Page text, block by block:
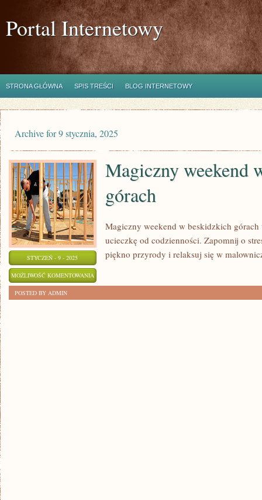
Portal Internetowy
STRONA GŁÓWNA SPIS TREŚCI BLOG INTERNETOWY
Archive for 9 stycznia, 2025
STYCZEŃ - 9 - 2025
MOŻLIWOŚĆ KOMENTOWANIA
ZOSTAŁA WYŁĄCZONA
Magiczny weekend
górach
Magiczny weekend w beskidzkich górach
ucieczkę od codzienności. Zapomnij o
piękno przyrody i relaksuj się w
POSTED BY ADMIN